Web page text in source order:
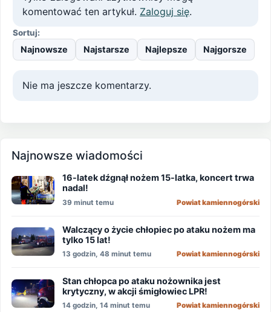
komentować ten artykuł. Zaloguj się.
Sortuj:
Najnowsze Najstarsze Najlepsze Najgorsze
Nie ma jeszcze komentarzy.
Najnowsze wiadomości
16-latek dźgnął nożem 15-latka, koncert trwa
nadal!
39 minut temu Powiat kamiennogórski
Walczący o życie chłopiec po ataku nożem ma
tylko 15 lat!
13 godzin, 48 minut temu Powiat kamiennogórski
Stan chłopca po ataku nożownika jest
krytyczny, w akcji śmigłowiec LPR!
14 godzin, 14 minut temu Powiat kamiennogórski